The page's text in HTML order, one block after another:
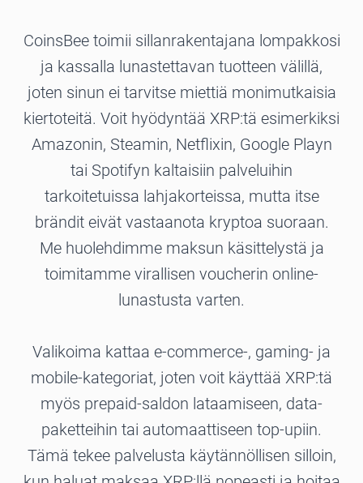
CoinsBee toimii sillanrakentajana lompakkosi
ja kassalla lunastettavan tuotteen välillä,
joten sinun ei tarvitse miettiä monimutkaisia
kiertoteitä. Voit hyödyntää XRP:tä esimerkiksi
Amazonin, Steamin, Netflixin, Google Playn
tai Spotifyn kaltaisiin palveluihin
tarkoitetuissa lahjakorteissa, mutta itse
brändit eivät vastaanota kryptoa suoraan.
Me huolehdimme maksun käsittelystä ja
toimitamme virallisen voucherin online-
lunastusta varten.
Valikoima kattaa e-commerce-, gaming- ja
mobile-kategoriat, joten voit käyttää XRP:tä
myös prepaid-saldon lataamiseen, data-
paketteihin tai automaattiseen top-upiin.
Tämä tekee palvelusta käytännöllisen silloin,